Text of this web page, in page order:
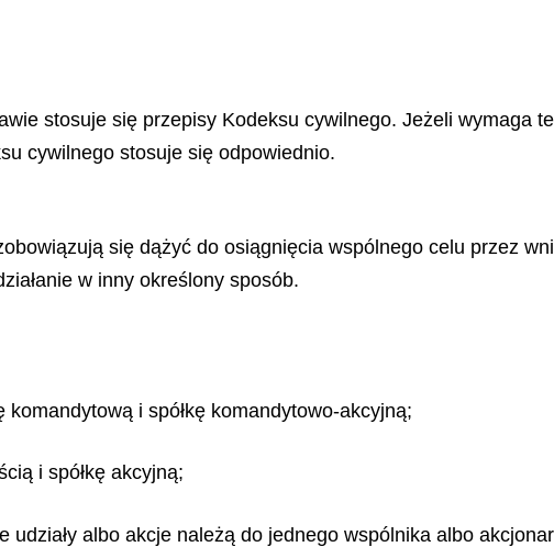
stosuje się przepisy Kodeksu cywilnego. Jeżeli wymaga
cywilnego stosuje się odpowiednio.
się dążyć do osiągnięcia wspólnego celu przez
w inny określony sposób.
komandytową i spółkę komandytowo-akcyjną;
i spółkę akcyjną;
udziały albo akcje należą do jednego wspólnika albo